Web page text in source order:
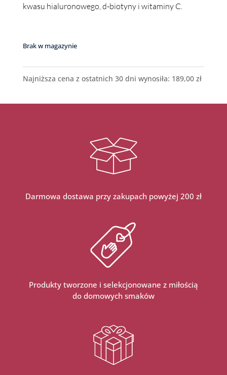
kwasu hialuronowego, d-biotyny i witaminy C.
Brak w magazynie
Najniższa cena z ostatnich 30 dni wynosiła: 189,00 zł
Darmowa dostawa przy zakupach powyżej 200 zł
Produkty tworzone i selekcjonowane z miłością
do domowych smaków